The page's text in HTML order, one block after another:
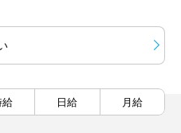
給 日給 月給